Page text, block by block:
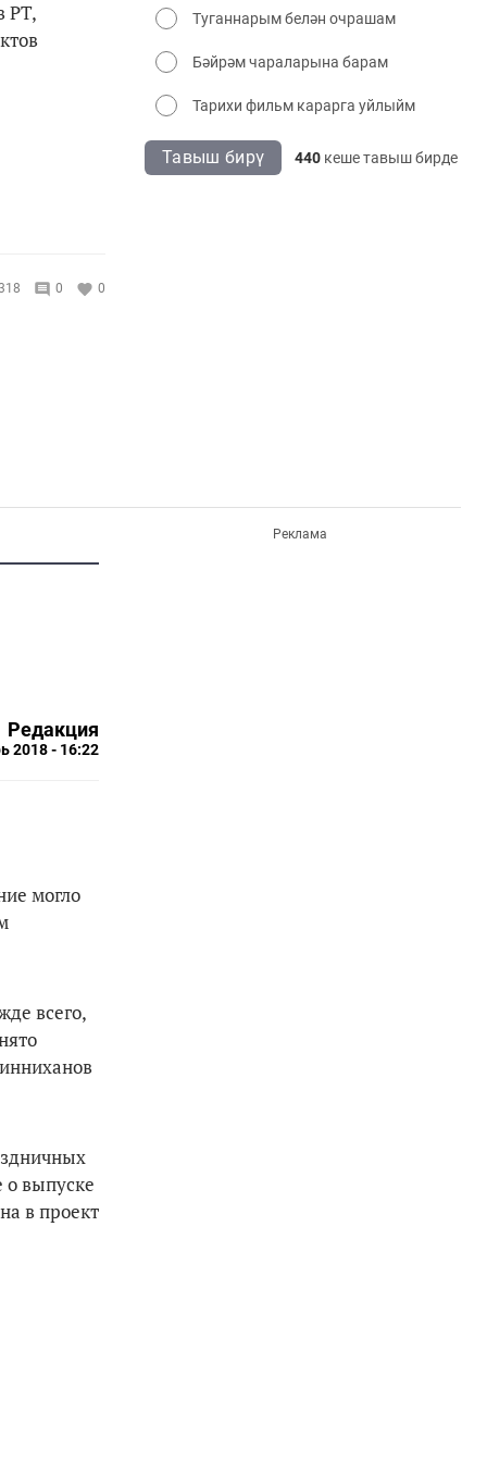
РТ,
0 0
Туганнарым белән очрашам
Бәйрәм чараларына барам
Тарихи фильм карарга уйлыйм
Тавыш бирү 440 кеше тавыш бирде
Редакция
2018 - 16:22
могло
всего,
выпуске
в проект
Реклама